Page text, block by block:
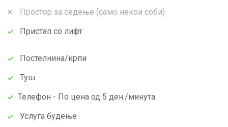
Простор за седење (само некои соби)
Пристап со лифт
Постелнина/крпи
Туш
Телефон - По цена од 5 ден./минута
Услуга будење